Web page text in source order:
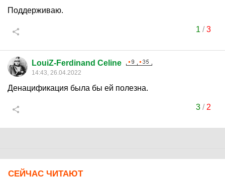
Поддерживаю.
1 /3
LouiZ-Ferdinand Celine
14:43, 26.04.2022
Денацификация была бы ей полезна.
3/ 2
СЕЙЧАС ЧИТАЮТ